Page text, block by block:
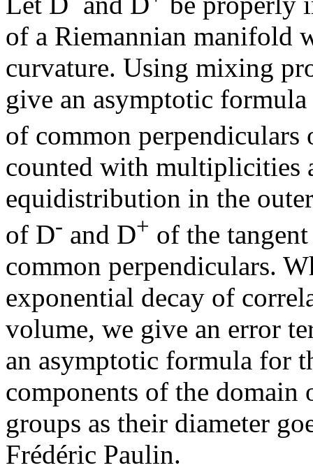
of a Riemannian manifold
curvature. Using mixing
give an asymptotic
of common
counted with multiplicities
equidistribution in the
of D- and D+ of the
common perpendiculars.
exponential decay of
volume, we give an error
an asymptotic formula for
components of the
groups as their diameter
Frédéric Paulin.